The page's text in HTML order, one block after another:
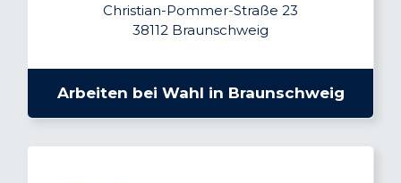
Christian-Pommer-Straße 23
38112 Braunschweig
Arbeiten bei Wahl in Braunschweig